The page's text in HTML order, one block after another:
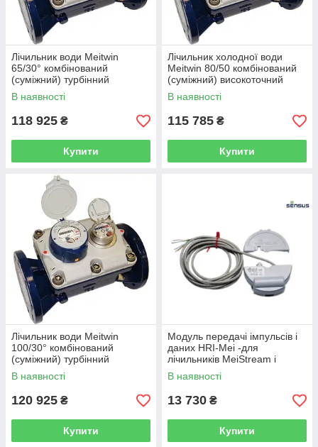
Лічильник води Meitwin
65/30° комбінований
(суміжний) турбінний
промисловий високоточний
клас "С" SENSUS(Німеччина)
В наявності
118 925 ₴
Купити
Лічильник холодної води
Meitwin 80/50 комбінований
(суміжний) високоточний
Sensus (Німеччина)
В наявності
115 785 ₴
Купити
Лічильник води Meitwin
100/30° комбінований
(суміжний) турбінний
промисловий, клас "С"
SENSUS(Німеччина)
В наявності
120 925 ₴
Купити
Модуль передачі імпульсів і
даних HRI-Mei -для
лічильників MeiStream і
MeiStream Plus Ду 40-300
(Німеччина)
В наявності
13 730 ₴
Купити